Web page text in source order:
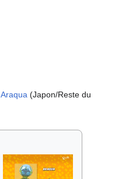
Araqua (Japon/Reste du